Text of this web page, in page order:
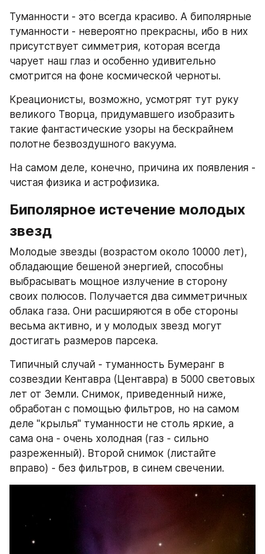
Туманности - это всегда красиво. А биполярные
туманности - невероятно прекрасны, ибо в них
присутствует симметрия, которая всегда
чарует наш глаз и особенно удивительно
смотрится на фоне космической черноты.
Креационисты, возможно, усмотрят тут руку
великого Творца, придумавшего изобразить
такие фантастические узоры на бескрайнем
полотне безвоздушного вакуума.
На самом деле, конечно, причина их появления -
чистая физика и астрофизика.
Биполярное истечение молодых
звезд
Молодые звезды (возрастом около 10000 лет),
обладающие бешеной энергией, способны
выбрасывать мощное излучение в сторону
своих полюсов. Получается два симметричных
облака газа. Они расширяются в обе стороны
весьма активно, и у молодых звезд могут
достигать размеров парсека.
Типичный случай - туманность Бумеранг в
созвездии Кентавра (Центавра) в 5000 световых
лет от Земли. Снимок, приведенный ниже,
обработан с помощью фильтров, но на самом
деле "крылья" туманности не столь яркие, а
сама она - очень холодная (газ - сильно
разреженный). Второй снимок (листайте
вправо) - без фильтров, в синем свечении.